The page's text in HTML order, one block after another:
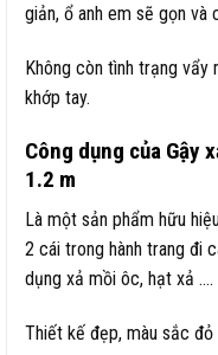
giản, ổ anh em sẽ gọn và
Không còn tình trạng vẩy
khớp tay.
Công dụng của Gậy
1.2 m
Là một sản phẩm hữu
2 cái trong hành trang đi
dụng xả mồi ôc, hạt xả ….
Thiết kế đẹp, màu sắc